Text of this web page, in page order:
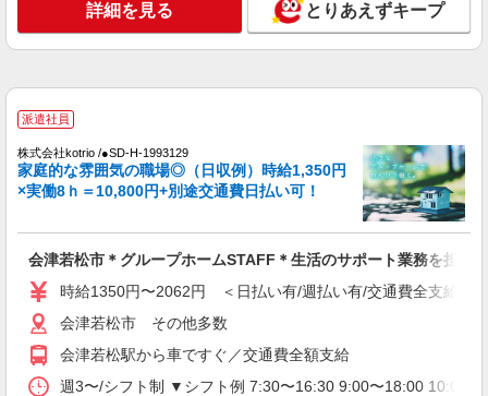
パート 派遣社員
日研トータルソーシング株式会社 メディカルケア事業部/郡山オフィ
ス
※経験者は3ヶ月以上 ※給与幅は経験・能力によ
る ★週払いOK（規定あり）
福島県会津若松市 【最寄駅】JR只見線「七日
町」駅 ★勤務地は3000ヶ所以上★ 自宅から通い
やすいエリアなど、お好きな勤務地をお選び下さ
詳細を見る
派遣社員
株式会社kotrio /●SD-H-1909125
会津若松市▼綺麗なサ高住で生活ケア▼清掃や
時給1350円〜2062円 ＜日払い有/週払い有/交
通費全支給(ガソリン代含む)＞
詳細を見る とりあえずキープ
派遣社員
株式会社kotrio /●SD-H-1993129
家庭的な雰囲気の職場◎（日収例）時給1,350円
×実働8ｈ＝10,800円+別途交通費日払い可！
会津若松市＊グループホームSTAFF＊生活のサポート業務を担当
時給1350円〜2062円 ＜日払い有/週払い有/交通費全支給(ガ
会津若松市 その他多数
会津若松駅から車ですぐ／交通費全額支給
週3〜/シフト制 ▼シフト例 7:30〜16:30 9:00〜18:00